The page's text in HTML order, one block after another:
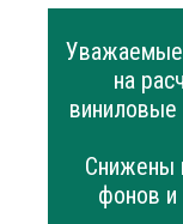
Уважаемые
на
Снижены
фонов